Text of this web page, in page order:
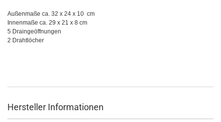
Außenmaße ca. 32 x 24 x 10 cm
Innenmaße ca. 29 x 21 x 8 cm
5 Draingeöffnungen
2 Drahtlöcher
Hersteller Informationen